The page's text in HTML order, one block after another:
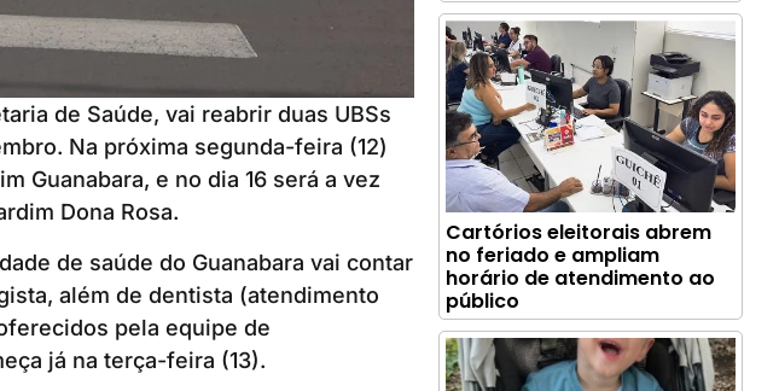
de Saúde, vai reabrir duas UBSs
Na próxima segunda-feira (12)
Guanabara, e no dia 16 será a vez
Dona Rosa.
de saúde do Guanabara vai contar
além de dentista (atendimento
pela equipe de
já na terça-feira (13).
Cartórios eleitorais abrem
no feriado e ampliam
horário de atendimento ao
público